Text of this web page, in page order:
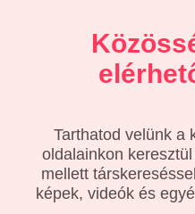
Tarthatod velünk a
oldalainkon
mellett
képek, videók és